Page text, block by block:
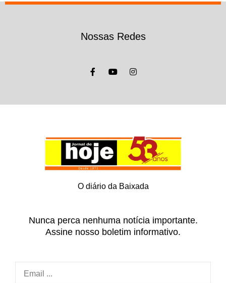
Nossas Redes
O diário da Baixada
Nunca perca nenhuma notícia importante.
Assine nosso boletim informativo.